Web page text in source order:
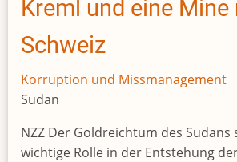
Kreml und eine Mine
Schweiz
Korruption und Missmanagement
Sudan
NZZ Der Goldreichtum des Sudans
wichtige Rolle in der Entstehung